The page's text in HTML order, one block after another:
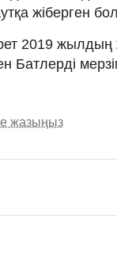
жіберген
2019
Батлерді
жазыңыз